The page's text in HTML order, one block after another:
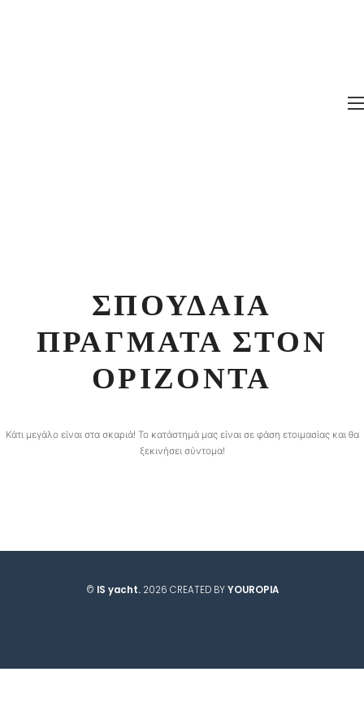
ΣΠΟΥΔΑΊΑ
ΠΡΆΓΜΑΤΑ ΣΤΟΝ
ΟΡΊΖΟΝΤΑ
Κάτι μεγάλο είναι στα σκαριά! Το κατάστημά μας είναι σε φάση ετοιμασίας και θα
ξεκινήσει σύντομα!
© IS yacht.2026 CREATED BYYOUROPIA